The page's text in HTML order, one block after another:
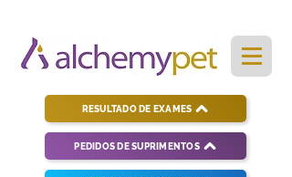
PEDIDOS DE SUPRIMENTOS
RESULTADO DE EXAMES